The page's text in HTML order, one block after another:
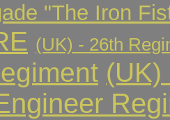
"The Iron
(UK) - 26th